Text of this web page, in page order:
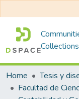
Collections
Home Tesis y